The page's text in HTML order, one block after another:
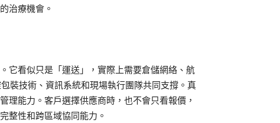
治療機會。
它看似只是「運送」，實際上需要倉儲網絡、航
裝技術、資訊系統和現場執行團隊共同支撐。真
理能力。客戶選擇供應商時，也不會只看報價，
整性和跨區域協同能力。